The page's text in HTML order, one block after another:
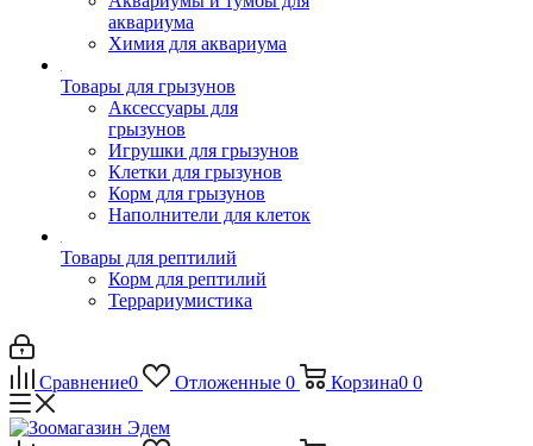
аквариума
Химия для аквариума
Товары для грызунов
Аксессуары для
грызунов
Игрушки для грызунов
Клетки для грызунов
Корм для грызунов
Наполнители для клеток
Товары для рептилий
Корм для рептилий
Террариумистика
Сравнение0 Отложенные 0 Корзина0 0